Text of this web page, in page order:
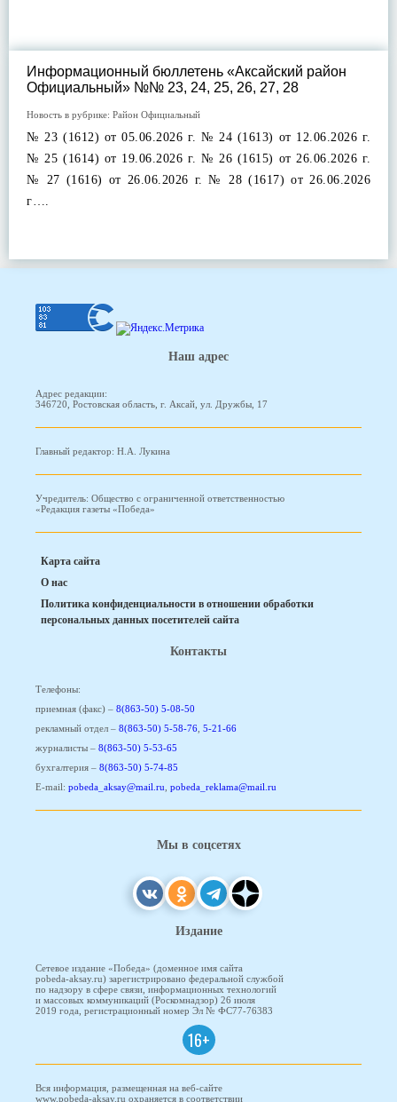
Информационный бюллетень «Аксайский район
Официальный» №№ 23, 24, 25, 26, 27, 28
Новость в рубрике: Район Официальный
№ 23 (1612) от 05.06.2026 г. № 24 (1613) от 12.06.2026 г.
№ 25 (1614) от 19.06.2026 г. № 26 (1615) от 26.06.2026 г.
№ 27 (1616) от 26.06.2026 г. № 28 (1617) от 26.06.2026
г….
Наш адрес
Адрес редакции:
346720, Ростовская область, г. Аксай, ул. Дружбы, 17
Главный редактор: Н.А. Лукина
Учредитель: Общество с ограниченной ответственностью
«Редакция газеты «Победа»
Карта сайта
О нас
Политика конфиденциальности в отношении обработки
персональных данных посетителей сайта
Контакты
Телефоны:
приемная (факс) – 8(863-50) 5-08-50
рекламный отдел – 8(863-50) 5-58-76 5-21-66
журналисты – 8(863-50) 5-53-65
бухгалтерия – 8(863-50) 5-74-85
E-mail: pobeda_aksay@mail.ru pobeda_reklama@mail.ru
Мы в соцсетях
Издание
Сетевое издание «Победа» (доменное имя сайта
pobeda-aksay.ru) зарегистрировано федеральной службой
по надзору в сфере связи, информационных технологий
и массовых коммуникаций (Роскомнадзор) 26 июля
2019 года, регистрационный номер Эл № ФС77-76383
16+
Вся информация, размещенная на веб-сайте
www.pobeda-aksay.ru охраняется в соответствии